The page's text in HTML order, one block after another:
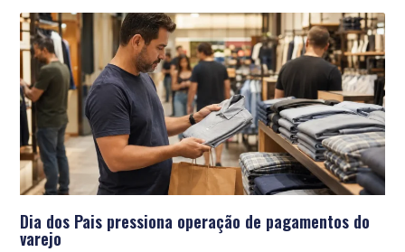
Dia dos Pais pressiona operação de pagamentos do
varejo